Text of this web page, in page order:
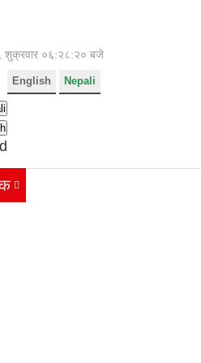
०६:२८:२१ बजे
Nepali
English